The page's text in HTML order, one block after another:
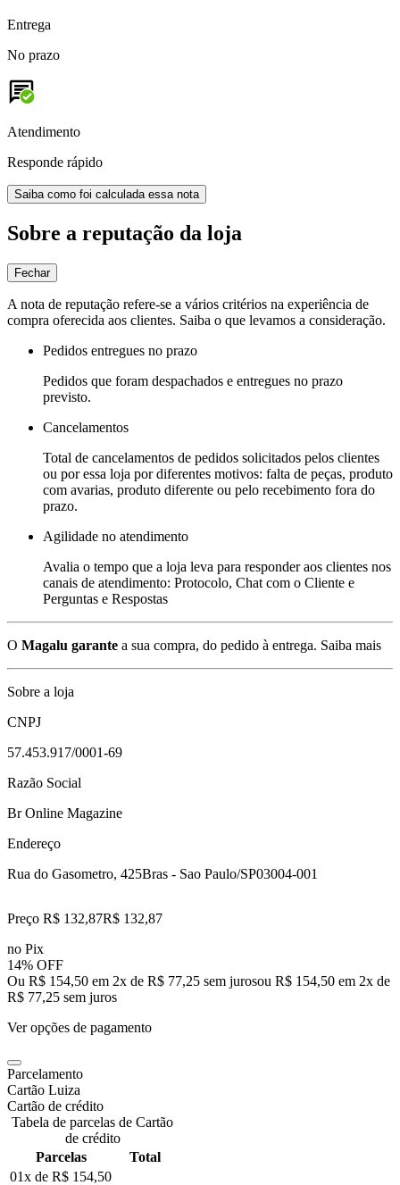
Entrega
No prazo
Atendimento
Responde rápido
Saiba como foi calculada essa nota
Sobre a reputação da loja
Fechar
A nota de reputação refere-se a vários critérios na experiência de
compra oferecida aos clientes. Saiba o que levamos a consideração.
Pedidos entregues no prazo
Pedidos que foram despachados e entregues no prazo
previsto.
Cancelamentos
Total de cancelamentos de pedidos solicitados pelos clientes
ou por essa loja por diferentes motivos: falta de peças, produto
com avarias, produto diferente ou pelo recebimento fora do
prazo.
Agilidade no atendimento
Avalia o tempo que a loja leva para responder aos clientes nos
canais de atendimento: Protocolo, Chat com o Cliente e
Perguntas e Respostas
O Magalu garante a sua compra, do pedido à entrega. Saiba mais
Sobre a loja
CNPJ
57.453.917/0001-69
Razão Social
Br Online Magazine
Endereço
Rua do Gasometro, 425Bras - Sao Paulo/SP03004-001
Preço R$ 132,87R$ 132,87
no Pix
14% OFF
Ou R$ 154,50 em 2x de R$ 77,25 sem jurosou R$ 154,50 em 2x de
R$ 77,25 sem juros
Ver opções de pagamento
Parcelamento
Cartão Luiza
Cartão de crédito
Tabela de parcelas de Cartão
de crédito
Parcelas
Total
01x de R$ 154,50